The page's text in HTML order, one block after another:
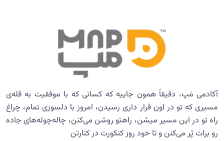
آکادمی مَپ، دقیقاً همون جاییه که کسانی که با موفقیت به قله‌ی
مسیری که تو در اون قرار داری رسیدن، امروز با دلسوزی تمام، چراغ
راه تو در این مسیر میشن، راهتو روشن می‌کنن، چاله‌چوله‌های جاده
رو برات پُر می‌کنن و تا خود روز کنکورت در کنارتن